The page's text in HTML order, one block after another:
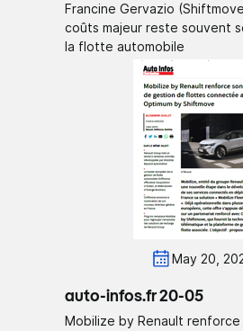
Francine Gervazio
coûts majeur reste souvent
la flotte automobile
May 20,
auto-infos.fr 20-05
Mobilize by Renault